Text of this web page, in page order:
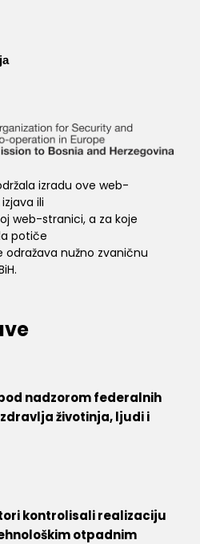
izradu ove web-
ili
web-stranici, a za koje
potiče
odražava nužno zvaničnu
nadzorom federalnih
životinja, ljudi i
kontrolisali realizaciju
otpadnim